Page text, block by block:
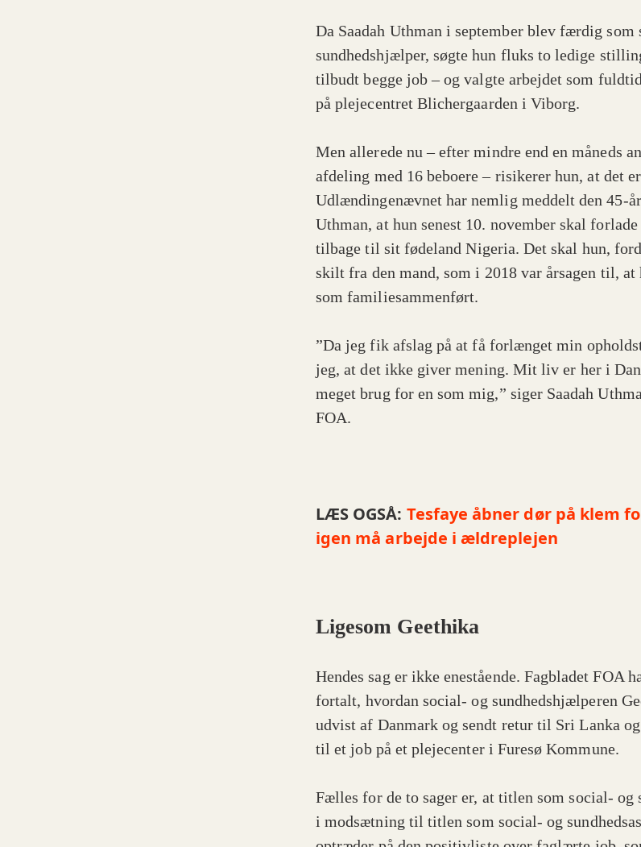
Da Saadah Uthman i september blev færdig som
sundhedshjælper, søgte hun fluks to ledige
tilbudt begge job – og valgte arbejdet som
på plejecentret Blichergaarden i Viborg.
Men allerede nu – efter mindre end en måneds
afdeling med 16 beboere – risikerer hun, at det
Udlændingenævnet har nemlig meddelt den 45-
Uthman, at hun senest 10. november skal
tilbage til sit fødeland Nigeria. Det skal hun,
skilt fra den mand, som i 2018 var årsagen til, at
som familiesammenført.
”Da jeg fik afslag på at få forlænget min
jeg, at det ikke giver mening. Mit liv er her i
meget brug for en som mig,” siger Saadah
FOA.
LÆS OGSÅ: Tesfaye åbner dør på klem
igen må arbejde i ældreplejen
Ligesom Geethika
Hendes sag er ikke enestående. Fagbladet FOA
fortalt, hvordan social- og sundhedshjælperen
udvist af Danmark og sendt retur til Sri Lanka
til et job på et plejecenter i Furesø Kommune.
Fælles for de to sager er, at titlen som social- og
i modsætning til titlen som social- og